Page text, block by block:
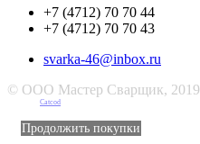
+7 (4712) 70 70 44
+7 (4712) 70 70 43
svarka-46@inbox.ru
© ООО Мастер Сварщик, 2019
Catcod
Продолжить покупки